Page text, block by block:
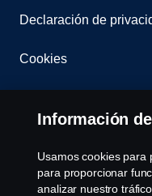
Declaración de
Cookies
Cookie settings
Información
Usamos cookies para
para proporcionar
analizar nuestro